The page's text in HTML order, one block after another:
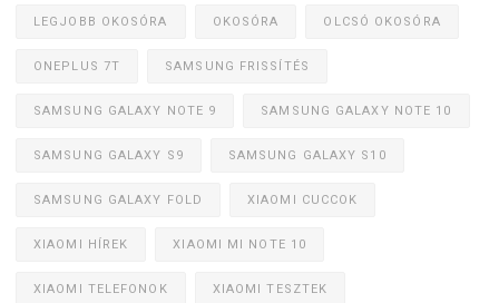
LEGJOBB OKOSÓRA OKOSÓRA OLCSÓ OKOSÓRA
ONEPLUS 7T SAMSUNG FRISSÍTÉS
SAMSUNG GALAXY NOTE 9 SAMSUNG GALAXY NOTE 10
SAMSUNG GALAXY S9 SAMSUNG GALAXY S10
SAMSUNG GALAXY FOLD XIAOMI CUCCOK
XIAOMI HÍREK XIAOMI MI NOTE 10
XIAOMI TELEFONOK XIAOMI TESZTEK